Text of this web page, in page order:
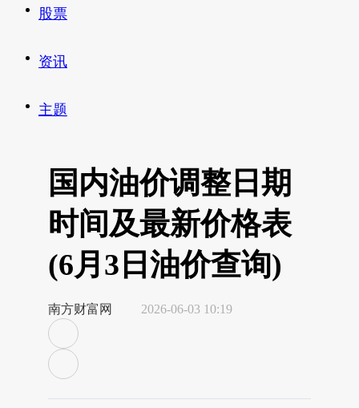
股票
资讯
主题
国内油价调整日期
时间及最新价格表
(6月3日油价查询)
南方财富网 2026-06-03 10:19